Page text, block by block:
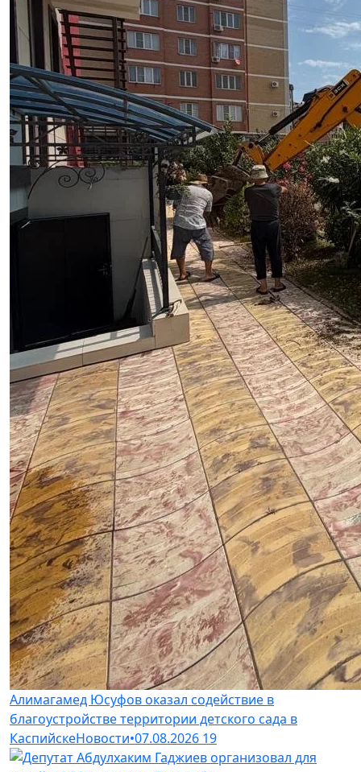
Алимагамед Юсуфов оказал содействие в
благоустройстве территории детского сада в
КаспийскеНовости•07.08.2026 19